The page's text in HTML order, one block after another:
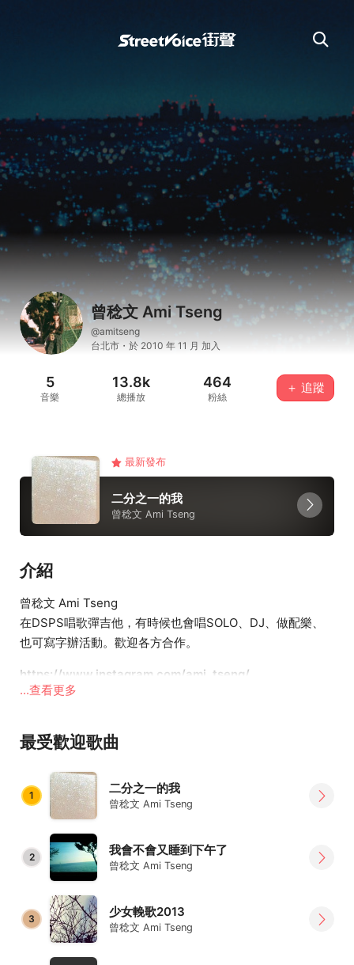
曾稔文 Ami Tseng
@amitseng
台北市・於 2010 年 11 月 加入
5
音樂
13.8k
總播放
464
粉絲
＋ 追蹤
最新發布
二分之一的我
曾稔文 Ami Tseng
介紹
曾稔文 Ami Tseng
在DSPS唱歌彈吉他，有時候也會唱SOLO、DJ、做配樂、
也可寫字辦活動。歡迎各方合作。
https://www.instagram.com/ami_tseng/
...查看更多
最受歡迎歌曲
1 二分之一的我
曾稔文 Ami Tseng
2 我會不會又睡到下午了
曾稔文 Ami Tseng
3 少女輓歌2013
曾稔文 Ami Tseng